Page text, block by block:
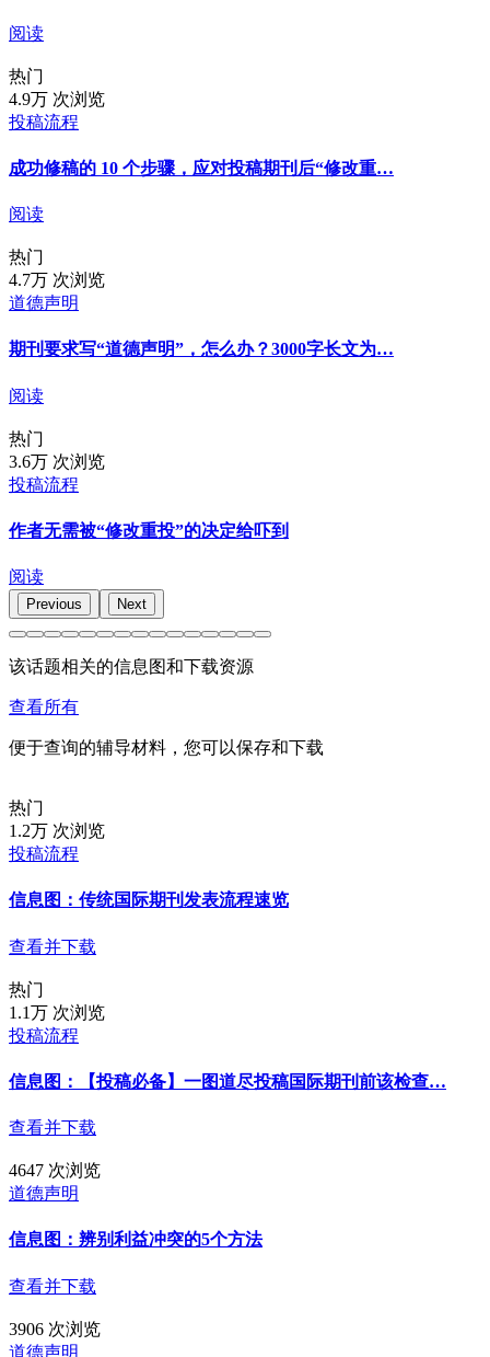
阅读
热门
4.9万 次浏览
投稿流程
成功修稿的 10 个步骤，应对投稿期刊后“修改重…
阅读
热门
4.7万 次浏览
道德声明
期刊要求写“道德声明”，怎么办？3000字长文为…
阅读
热门
3.6万 次浏览
投稿流程
作者无需被“修改重投”的决定给吓到
阅读
Previous Next
该话题相关的信息图和下载资源
查看所有
便于查询的辅导材料，您可以保存和下载
热门
1.2万 次浏览
投稿流程
信息图：传统国际期刊发表流程速览
查看并下载
热门
1.1万 次浏览
投稿流程
信息图：【投稿必备】一图道尽投稿国际期刊前该检查…
查看并下载
4647 次浏览
道德声明
信息图：辨别利益冲突的5个方法
查看并下载
3906 次浏览
道德声明